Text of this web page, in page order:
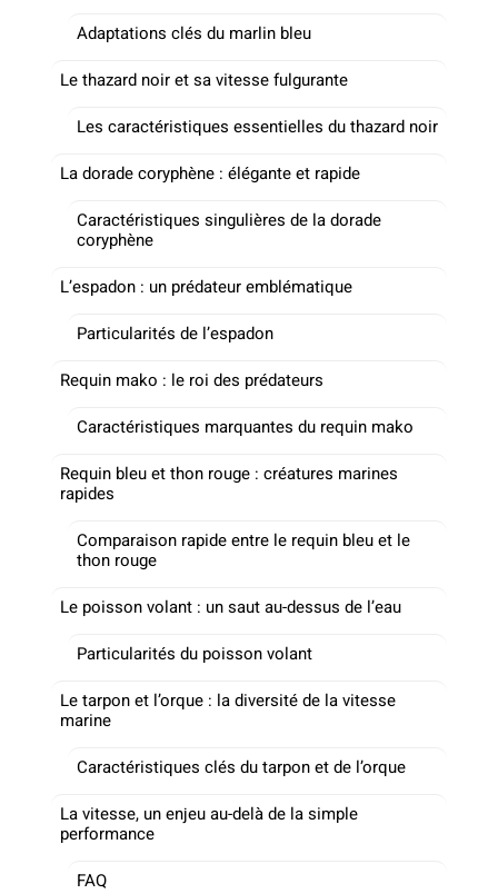
Adaptations clés du marlin bleu
Le thazard noir et sa vitesse fulgurante
Les caractéristiques essentielles du thazard noir
La dorade coryphène : élégante et rapide
Caractéristiques singulières de la dorade
coryphène
L’espadon : un prédateur emblématique
Particularités de l’espadon
Requin mako : le roi des prédateurs
Caractéristiques marquantes du requin mako
Requin bleu et thon rouge : créatures marines
rapides
Comparaison rapide entre le requin bleu et le
thon rouge
Le poisson volant : un saut au-dessus de l’eau
Particularités du poisson volant
Le tarpon et l’orque : la diversité de la vitesse
marine
Caractéristiques clés du tarpon et de l’orque
La vitesse, un enjeu au-delà de la simple
performance
FAQ